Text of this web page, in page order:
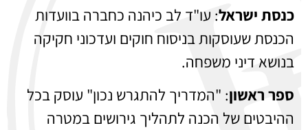
כנסת ישראל: עו"ד לב כיהנה כחברה בוועדות
הכנסת שעוסקות בניסוח חוקים ועדכוני חקיקה
בנושא דיני משפחה.
ספר ראשון: "המדריך להתגרש נכון" עוסק בכל
ההיבטים של הכנה לתהליך גירושים במטרה